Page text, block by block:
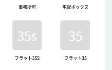
事務所可 宅配ボックス
フラット35S フラット35